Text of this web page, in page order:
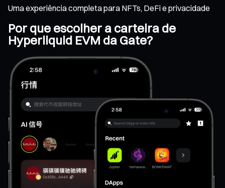
Uma experiência completa para NFTs, DeFi e privacidade
Por que escolher a carteira de
Hyperliquid EVM da Gate?